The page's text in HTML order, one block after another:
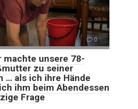
0
machte unsere 78-
zu seiner
… als ich ihre Hände
ihm beim Abendessen
Frage